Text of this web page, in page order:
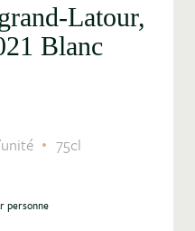
Latour,
Blanc
75cl
personne